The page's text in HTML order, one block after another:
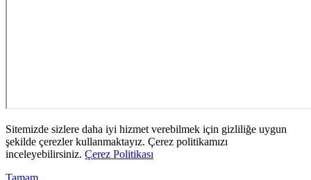
Sitemizde sizlere daha iyi hizmet verebilmek için gizliliğe uygun
şekilde çerezler kullanmaktayız. Çerez politikamızı
inceleyebilirsiniz. Çerez Politikası